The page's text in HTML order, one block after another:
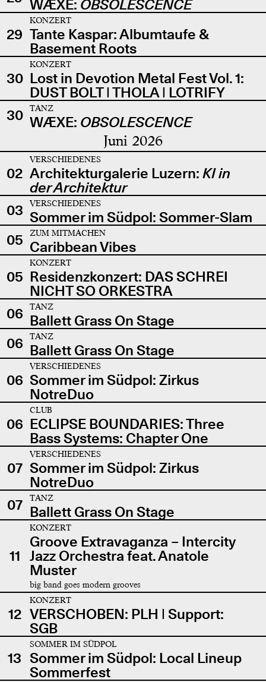
WÆXE: OBSOLESCENCE
29
KONZERT
Tante Kaspar: Albumtaufe &
Basement Roots
30
KONZERT
Lost in Devotion Metal Fest Vol. 1:
DUST BOLT | THOLA | LOTRIFY
30
TANZ
WÆXE: OBSOLESCENCE
Juni 2026
02
VERSCHIEDENES
Architekturgalerie Luzern: KI in
der Architektur
03
VERSCHIEDENES
Sommer im Südpol: Sommer-Slam
05
ZUM MITMACHEN
Caribbean Vibes
05
KONZERT
Residenzkonzert: DAS SCHREI
NICHT SO ORKESTRA
06
TANZ
Ballett Grass On Stage
06
TANZ
Ballett Grass On Stage
06
VERSCHIEDENES
Sommer im Südpol: Zirkus
NotreDuo
06
CLUB
ECLIPSE BOUNDARIES: Three
Bass Systems: Chapter One
07
VERSCHIEDENES
Sommer im Südpol: Zirkus
NotreDuo
07
TANZ
Ballett Grass On Stage
11
KONZERT
Groove Extravaganza – Intercity
Jazz Orchestra feat. Anatole
Muster
big band goes modern grooves
12
KONZERT
VERSCHOBEN: PLH | Support:
SGB
13
SOMMER IM SÜDPOL
Sommer im Südpol: Local Lineup
Sommerfest